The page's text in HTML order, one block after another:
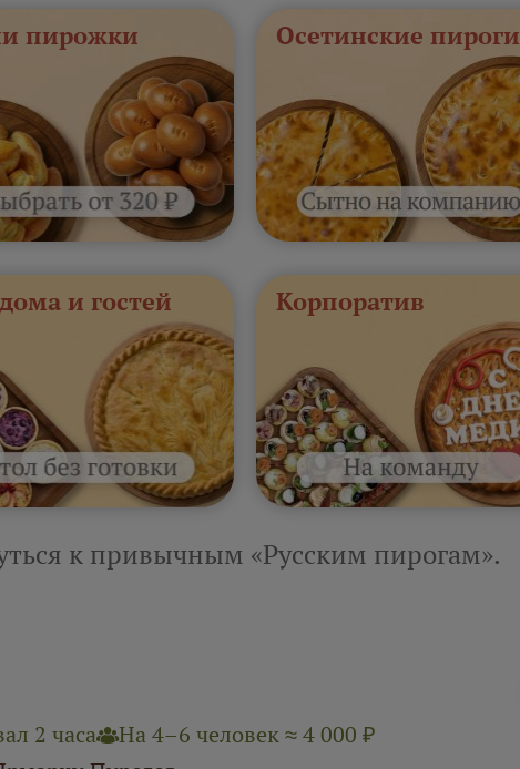
пирожки Осетинские пироги
и гостей Корпоратив
к привычным «Русским пирогам».
2 часа
На 4–6 человек ≈ 4 000 ₽